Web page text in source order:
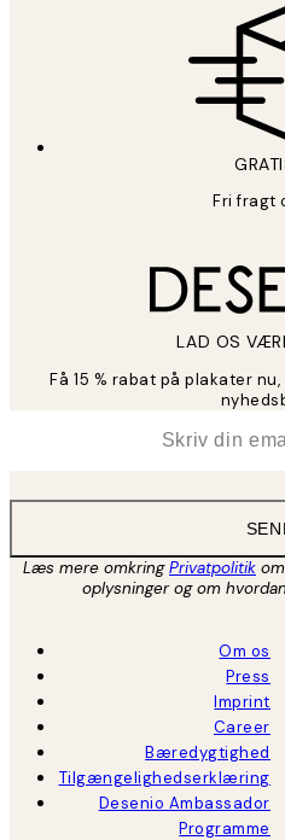
Fri fragt
LAD OS
Få 15 % rabat på plakater
Læs mere omkringPrivatpolitik
oplysninger og om
Om os
Press
Imprint
Career
Bæredygtighed
Tilgængelighedserklæring
Desenio Ambassador
Programme